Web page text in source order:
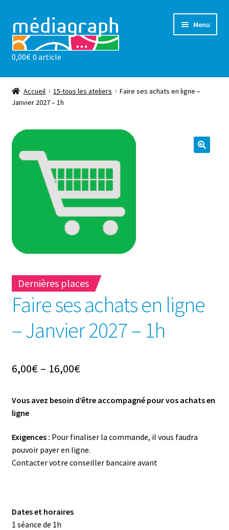
à
la
navigation
au
contenu
Menu
Les ateliers
sensibilisations
l’association
Actualités
0,00€ 0 article
Accueil 15-tous les ateliers
Faire ses achats en ligne –
Janvier 2027 – 1h
Dernières places
Faire ses achats en ligne
– Janvier 2027 – 1h
6,00€– 16,00€
Vous avez besoin d’être accompagné pour vos achats en
ligne
Exigences : Pour finaliser la commande, il vous faudra
pouvoir payer en ligne.
Contacter votre conseiller bancaire avant
Dates et horaires
1 séance de 1h